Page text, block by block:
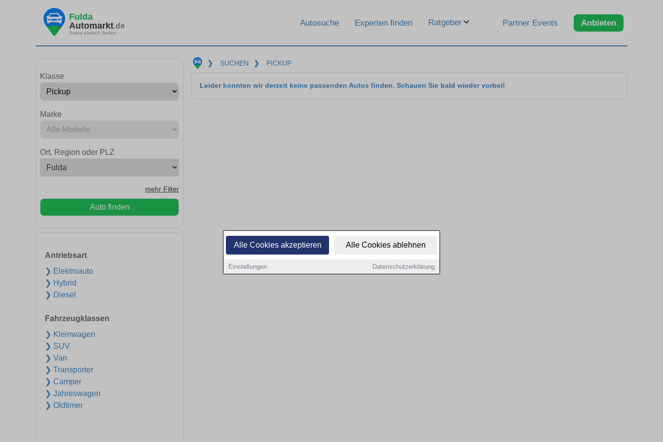
Alle Cookies akzeptieren Alle Cookies ablehnen
Einstellungen Datenschutzerklärung
Fulda
Automarkt.de
Autos einfach finden
Autosuche Experten finden Ratgeber Partner Events Anbieten
Klasse
Marke
Ort, Region oder PLZ
mehr Filter
Auto finden
Antriebsart
❯ Elektroauto
❯ Hybrid
❯ Diesel
Fahrzeugklassen
❯ Kleinwagen
❯ SUV
❯ Van
❯ Transporter
❯ Camper
❯ Jahreswagen
❯ Oldtimer
❯ SUCHEN ❯ PICKUP
Leider konnten wir derzeit keine passenden Autos finden. Schauen Sie bald wieder vorbei!